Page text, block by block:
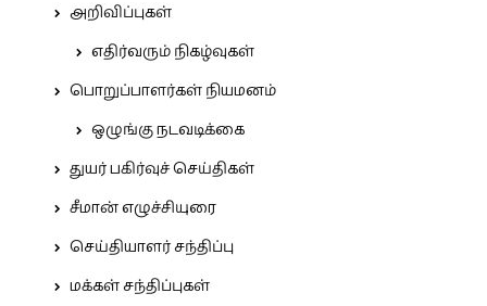
அறிவிப்புகள்
எதிர்வரும் நிகழ்வுகள்
பொறுப்பாளர்கள் நியமனம்
ஒழுங்கு நடவடிக்கை
துயர் பகிர்வுச் செய்திகள்
சீமான் எழுச்சியுரை
செய்தியாளர் சந்திப்பு
மக்கள் சந்திப்புகள்